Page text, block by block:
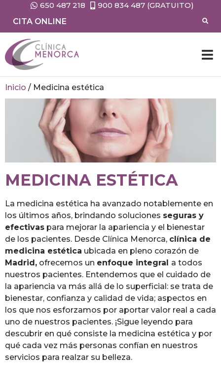
650 487 218
900 834 487 (GRATUITO)
CITA ONLINE
Inicio / Medicina estética
MEDICINA ESTÉTICA
La medicina estética ha avanzado notablemente en
los últimos años, brindando soluciones seguras y
efectivas para mejorar la apariencia y el bienestar
de los pacientes. Desde Clínica Menorca, clínica de
medicina estética ubicada en pleno corazón de
Madrid, ofrecemos un enfoque integral a todos
nuestros pacientes. Entendemos que el cuidado de
la apariencia va más allá de lo superficial: se trata de
bienestar, confianza y calidad de vida; aspectos en
los que nos esforzamos por aportar valor real a cada
uno de nuestros pacientes. ¡Sigue leyendo para
descubrir en qué consiste la medicina estética y por
qué cada vez más personas confían en nuestros
servicios para realzar su belleza.